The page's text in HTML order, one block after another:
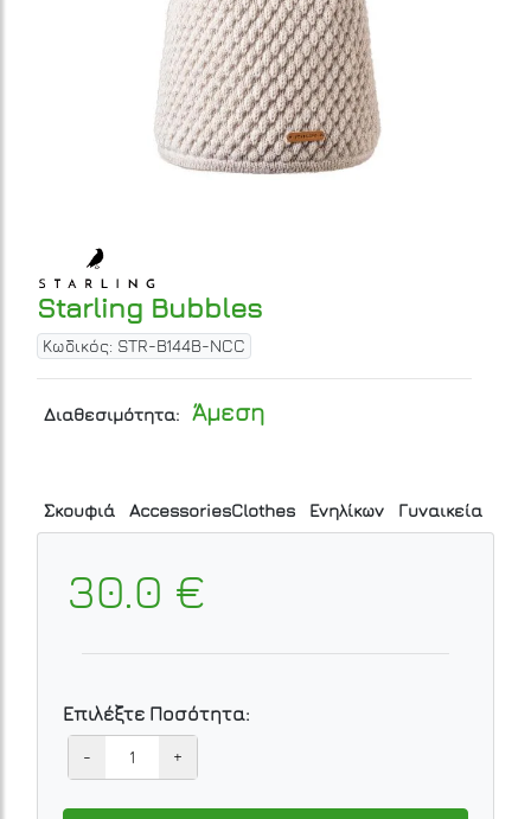
Starling Bubbles
Κωδικός: STR-B144B-NCC
Διαθεσιμότητα: Άμεση
Σκουφιά AccessoriesClothes Ενηλίκων Γυναικεία
30.0 €
Επιλέξτε Ποσότητα:
- +